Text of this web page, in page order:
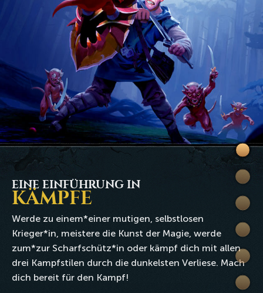
EINE EINFÜHRUNG IN
KÄMPFE
Werde zu einem*einer mutigen, selbstlosen
Krieger*in, meistere die Kunst der Magie, werde
zum*zur Scharfschütz*in oder kämpf dich mit allen
drei Kampfstilen durch die dunkelsten Verliese. Mach
dich bereit für den Kampf!
bei
Welt
Wiki